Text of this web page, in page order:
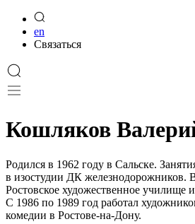
en
Связаться
Кошляков
Родился в 1962 году в Сальске.
в изостудии ДК железнодорожников.
Ростовское художественное училище
С 1986 по 1989 год работал
комедии в Ростове-на-Дону.